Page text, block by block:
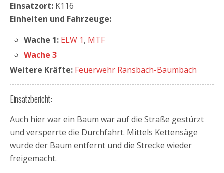
Einsatzort: K116
Einheiten und Fahrzeuge:
Wache 1: ELW 1, MTF
Wache 3
Weitere Kräfte: Feuerwehr Ransbach-Baumbach
Einsatzbericht:
Auch hier war ein Baum war auf die Straße gestürzt
und versperrte die Durchfahrt. Mittels Kettensäge
wurde der Baum entfernt und die Strecke wieder
freigemacht.